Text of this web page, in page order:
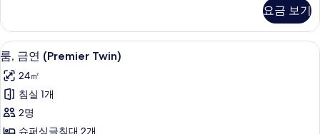
보
기
연
자
세
히
보
기
요금 보기
룸,
금
연
(Premier
Twin)
룸, 금연 (Premier Twin) | 객실 내 금고,
3
룸, 금연 (Premier Twin)
24㎡
침실 1개
2명
슈퍼싱글침대 2개